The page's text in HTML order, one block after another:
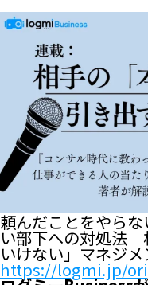
頼んだことをやら
い部下への対処法
いけない」マネジメ
https://logmi.jp/